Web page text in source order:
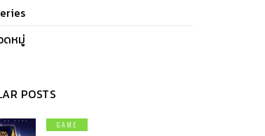
ดหมู่
POSTS
GAME